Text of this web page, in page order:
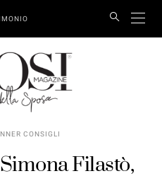
CONSIGLI
Filastò,